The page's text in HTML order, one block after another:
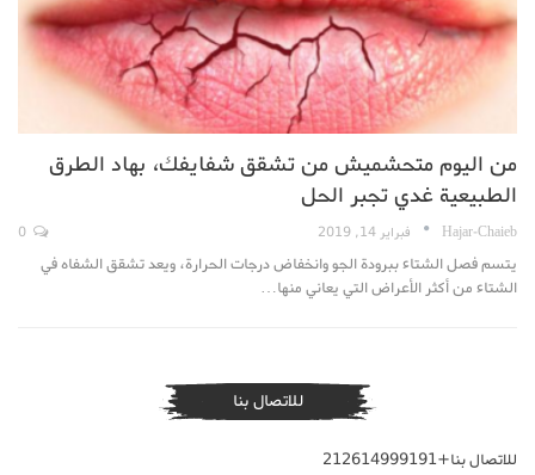
من اليوم متحشميش من تشقق شفايفك، بهاد الطرق
الطبيعية غدي تجبر الحل
Hajar-Chaieb فبراير 14, 2019
يتسم فصل الشتاء ببرودة الجو وانخفاض درجات الحرارة، ويعد تشقق الشفاه في
الشتاء من أكثر الأعراض التي يعاني منها…
للاتصال بنا
للاتصال بنا+212614999191